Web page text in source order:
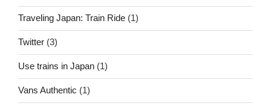
Traveling Japan: Train Ride (1)
Twitter (3)
Use trains in Japan (1)
Vans Authentic (1)